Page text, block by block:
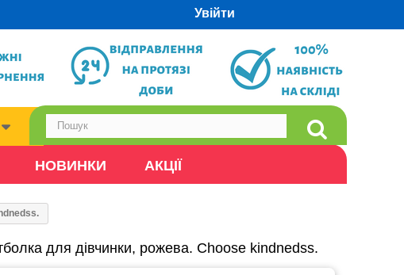
Увійти
НОВИНКИ АКЦІЇ
для дівчинки, рожева. Choose kindnedss.